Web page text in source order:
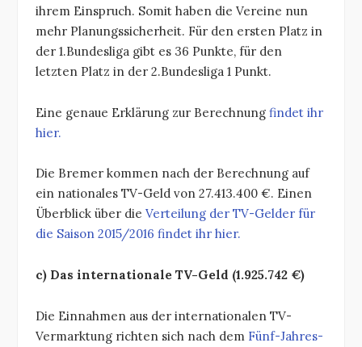
ihrem Einspruch. Somit haben die Vereine nun
mehr Planungssicherheit. Für den ersten Platz in
der 1.Bundesliga gibt es 36 Punkte, für den
letzten Platz in der 2.Bundesliga 1 Punkt.
Eine genaue Erklärung zur Berechnung findet ihr
hier.
Die Bremer kommen nach der Berechnung auf
ein nationales TV-Geld von 27.413.400 €. Einen
Überblick über die Verteilung der TV-Gelder für
die Saison 2015/2016 findet ihr hier.
c) Das internationale TV-Geld (1.925.742 €)
Die Einnahmen aus der internationalen TV-
Vermarktung richten sich nach dem Fünf-Jahres-